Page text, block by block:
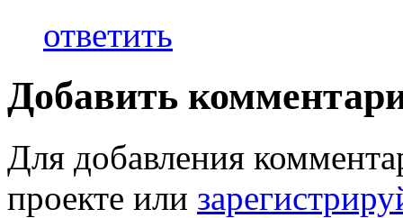
ответить
Добавить
Для добавления
проекте или